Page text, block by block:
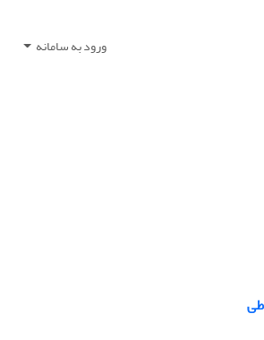
ورود به سامانه